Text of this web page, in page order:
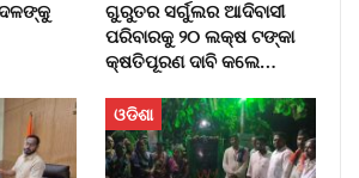
ଗୁରୁତର ସର୍ଗୁଲର ଆଦିବାସୀ
ପରିବାରକୁ ୨୦ ଲକ୍ଷ ଟଙ୍କା
କ୍ଷତିପୂରଣ ଦାବି କଲେ…
ଓଡିଶା